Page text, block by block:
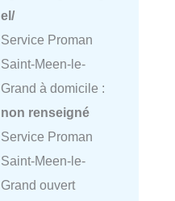
el/
Service Proman
Saint-Meen-le-
Grand à domicile :
non renseigné
Service Proman
Saint-Meen-le-
Grand ouvert